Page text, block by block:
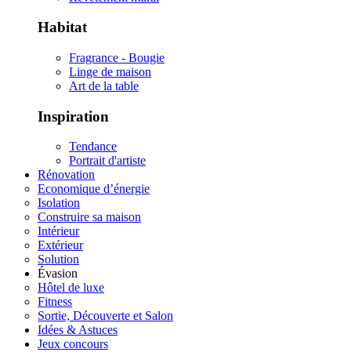
Habitat
Fragrance - Bougie
Linge de maison
Art de la table
Inspiration
Tendance
Portrait d'artiste
Rénovation
Economique d’énergie
Isolation
Construire sa maison
Intérieur
Extérieur
Solution
Évasion
Hôtel de luxe
Fitness
Sortie, Découverte et Salon
Idées & Astuces
Jeux concours